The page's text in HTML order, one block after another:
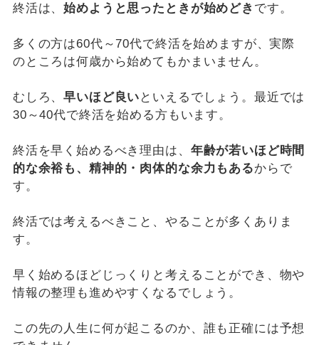
終活は、始めようと思ったときが始めどき です。
多くの方は60代～70代で終活を始めますが、実際
のところは何歳から始めてもかまいません。
むしろ、早いほど良い といえるでしょう。最近では
30～40代で終活を始める方もいます。
終活を早く始めるべき理由は、 年齢が若いほど時間
的な余裕も、精神的・肉体的な余力もあるからで
す。
終活では考えるべきこと、やることが多くありま
す。
早く始めるほどじっくりと考えることができ、物や
情報の整理も進めやすくなるでしょう。
この先の人生に何が起こるのか、誰も正確には予想